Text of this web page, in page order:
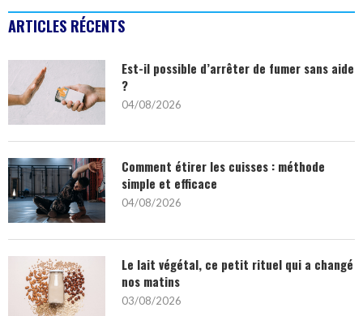
ARTICLES RÉCENTS
Est-il possible d’arrêter de fumer sans aide
?
04/08/2026
Comment étirer les cuisses : méthode
simple et efficace
04/08/2026
Le lait végétal, ce petit rituel qui a changé
nos matins
03/08/2026